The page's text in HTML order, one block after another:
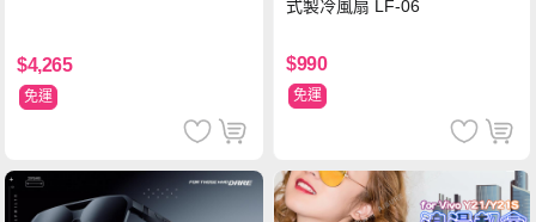
$4,265
免運
式製冷風扇 LF-06
$990
免運